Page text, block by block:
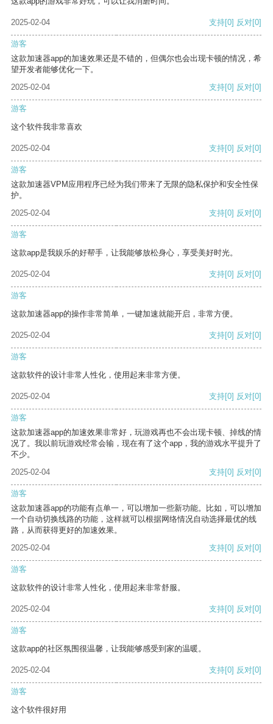
2025-02-04 支持[0] 反对[0]
游客
这款加速器app的加速效果还是不错的，但偶尔也会出现卡顿的情况，希
望开发者能够优化一下。
2025-02-04
支持[0] 反对[0]
游客
这个软件我非常喜欢
2025-02-04 支持[0] 反对[0]
游客
这款加速器VPM应用程序已经为我们带来了无限的隐私保护和安全性保
护。
2025-02-04
支持[0] 反对[0]
游客
这款app是我娱乐的好帮手，让我能够放松身心，享受美好时光。
2025-02-04 支持[0] 反对[0]
游客
这款加速器app的操作非常简单，一键加速就能开启，非常方便。
2025-02-04 支持[0] 反对[0]
游客
这款软件的设计非常人性化，使用起来非常方便。
2025-02-04 支持[0] 反对[0]
游客
这款加速器app的加速效果非常好，玩游戏再也不会出现卡顿、掉线的情
况了。我以前玩游戏经常会输，现在有了这个app，我的游戏水平提升了
不少。
2025-02-04
支持[0] 反对[0]
游客
这款加速器app的功能有点单一，可以增加一些新功能。比如，可以增加
一个自动切换线路的功能，这样就可以根据网络情况自动选择最优的线
路，从而获得更好的加速效果。
2025-02-04
支持[0] 反对[0]
游客
这款软件的设计非常人性化，使用起来非常舒服。
2025-02-04 支持[0] 反对[0]
游客
这款app的社区氛围很温馨，让我能够感受到家的温暖。
2025-02-04 支持[0] 反对[0]
游客
这个软件很好用